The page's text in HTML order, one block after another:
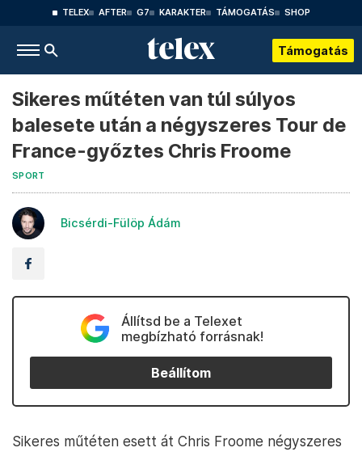
TELEX AFTER G7 KARAKTER TÁMOGATÁS SHOP
Támogatás
Sikeres műtéten van túl súlyos
balesete után a négyszeres Tour de
France-győztes Chris Froome
SPORT
Bicsérdi-Fülöp Ádám
Állítsd be a Telexet
megbízható forrásnak!
Beállítom
Sikeres műtéten esett át Chris Froome négyszeres